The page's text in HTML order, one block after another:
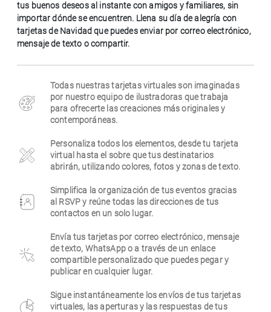
Cumpleaños
Fiestas navideñas
tus buenos deseos al instante con amigos y familiares, sin
importar dónde se encuentren. Llena su día de alegría con
tarjetas de Navidad que puedes enviar por correo electrónico,
mensaje de texto o compartir.
Todas nuestras tarjetas virtuales son imaginadas
por nuestro equipo de ilustradoras que trabaja
para ofrecerte las creaciones más originales y
contemporáneas.
Personaliza todos los elementos, desde tu tarjeta
virtual hasta el sobre que tus destinatarios
abrirán, utilizando colores, fotos y zonas de texto.
Simplifica la organización de tus eventos gracias
al RSVP y reúne todas las direcciones de tus
contactos en un solo lugar.
Envía tus tarjetas por correo electrónico, mensaje
de texto, WhatsApp o a través de un enlace
compartible personalizado que puedes pegar y
publicar en cualquier lugar.
Sigue instantáneamente los envíos de tus tarjetas
virtuales, las aperturas y las respuestas de tus